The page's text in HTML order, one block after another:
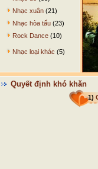
Nhạc xuân (21)
Nhạc hòa tấu (23)
Rock Dance (10)
Nhạc loại khác (5)
Quyết định khó khăn
1)